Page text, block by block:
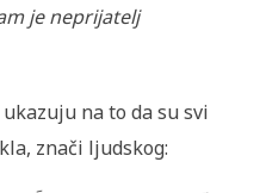
je neprijatelj
na to da su svi
znači ljudskog: